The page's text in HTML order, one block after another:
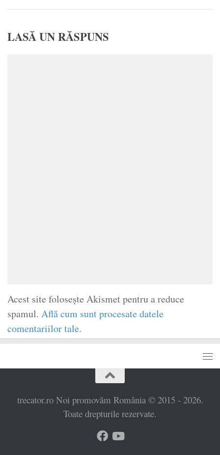
LASĂ UN RĂSPUNS
Acest site folosește Akismet pentru a reduce
spamul. Află cum sunt procesate datele
comentariilor tale.
trecator.ro Noi promovăm România © 2015 - 2026.
Toate drepturile rezervate.